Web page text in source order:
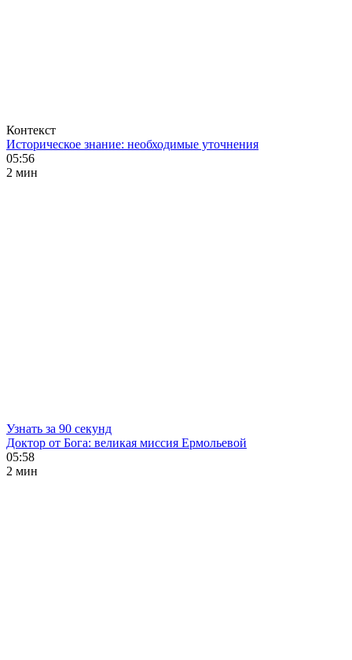
Контекст
Историческое знание: необходимые уточнения
05:56
2 мин
Узнать за 90 секунд
Доктор от Бога: великая миссия Ермольевой
05:58
2 мин